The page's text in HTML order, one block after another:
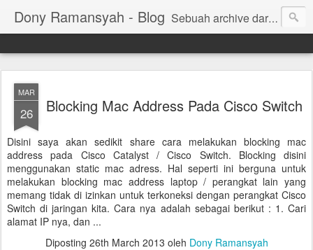
Dony Ramansyah - Blog Sebuah archive dari kehidupan - log dari perjalanan dan tujuan | Fell Free ... ( archive of live, log of journey and target | Fell Free ...)
MAR
26 Blocking Mac Address Pada Cisco Switch
Disini saya akan sedikit share cara melakukan blocking mac
address pada Cisco Catalyst / Cisco Switch. Blocking disini
menggunakan static mac adress. Hal seperti ini berguna untuk
melakukan blocking mac address laptop / perangkat lain yang
memang tidak di izinkan untuk terkoneksi dengan perangkat Cisco
Switch di jaringan kita. Cara nya adalah sebagai berikut : 1. Cari
alamat IP nya, dan ...
Diposting 26th March 2013 oleh Dony Ramansyah